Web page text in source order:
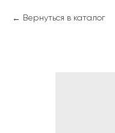
Вернуться в каталог